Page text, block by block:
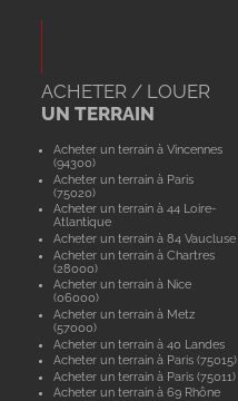
ACHETER / LOUER
UN TERRAIN
Acheter un terrain à Vincennes
(94300)
Acheter un terrain à Paris
(75020)
Acheter un terrain à 44 Loire-
Atlantique
Acheter un terrain à 84 Vaucluse
Acheter un terrain à Chartres
(28000)
Acheter un terrain à Nice
(06000)
Acheter un terrain à Metz
(57000)
Acheter un terrain à 40 Landes
Acheter un terrain à Paris (75015)
Acheter un terrain à Paris (75011)
Acheter un terrain à 69 Rhône